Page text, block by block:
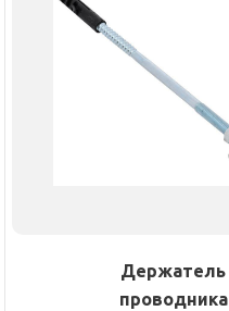
Держатель
проводника